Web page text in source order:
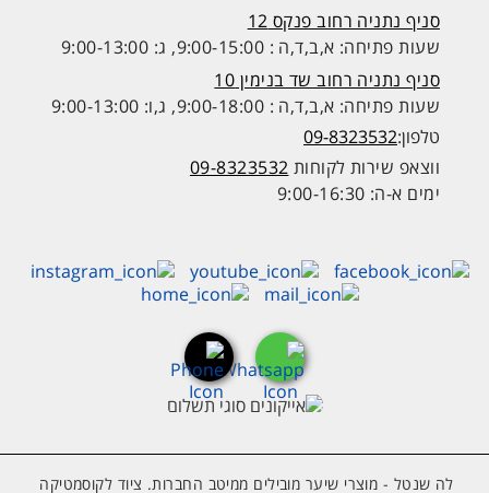
סניף נתניה רחוב פנקס 12
שעות פתיחה: א,ב,ד,ה : 9:00-15:00, ג: 9:00-13:00
סניף נתניה רחוב שד בנימין 10
שעות פתיחה: א,ב,ד,ה : 9:00-18:00, ג,ו: 9:00-13:00
טלפון:09-8323532
ווצאפ שירות לקוחות 09-8323532
ימים א-ה: 9:00-16:30
לה שנטל - מוצרי שיער מובילים ממיטב החברות. ציוד לקוסמטיקה